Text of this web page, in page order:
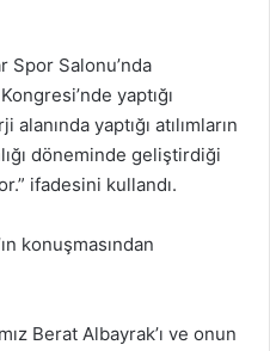
Spor Salonu’nda
yaptığı
yaptığı atılımların
döneminde geliştirdiği
ifadesini kullandı.
konuşmasından
Berat Albayrak’ı ve onun